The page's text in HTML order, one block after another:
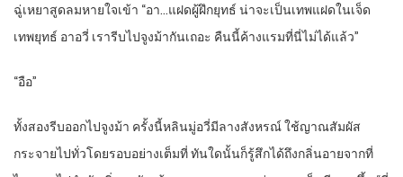
ฉู่เหยาสูดลมหายใจเข้า “อา…แฝดผู้ฝึกยุทธ์ น่าจะเป็นเทพแฝดในเจ็ด
เทพยุทธ์ อาอวี่ เรารีบไปจูงม้ากันเถอะ คืนนี้ค้างแรมที่นี่ไม่ได้แล้ว”
“อือ”
ทั้งสองรีบออกไปจูงม้า ครั้งนี้หลินมู่อวี่มีลางสังหรณ์ ใช้ญาณสัมผัส
กระจายไปทั่วโดยรอบอย่างเต็มที่ ทันใดนั้นก็รู้สึกได้ถึงกลิ่นอายจากที่